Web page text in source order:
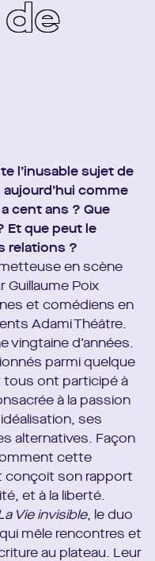
l’inusable sujet de
aujourd’hui comme
cent ans ? Que
Et que peut le
relations ?
en scène
Guillaume Poix
et comédiens en
Adami Théâtre.
vingtaine d’années.
parmi quelque
tous ont participé à
à la passion
ses
alternatives. Façon
cette
conçoit son rapport
et à la liberté.
Vie invisible, le duo
mêle rencontres et
au plateau. Leur